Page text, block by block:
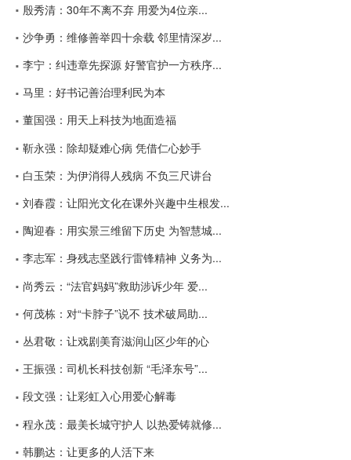
殷秀清：30年不离不弃 用爱为4位亲...
沙争勇：维修善举四十余载 邻里情深岁...
李宁：纠违章先探源 好警官护一方秩序...
马里：好书记善治理利民为本
董国强：用天上科技为地面造福
靳永强：除却疑难心病 凭借仁心妙手
白玉荣：为伊消得人残病 不负三尺讲台
刘春霞：让阳光文化在课外兴趣中生根发...
陶迎春：用实景三维留下历史 为智慧城...
李志军：身残志坚践行雷锋精神 义务为...
尚秀云：“法官妈妈”救助涉诉少年 爱...
何茂栋：对“卡脖子”说不 技术破局助...
丛君敬：让戏剧美育滋润山区少年的心
王振强：司机长科技创新 “毛泽东号”...
段文强：让彩虹入心用爱心解毒
程永茂：最美长城守护人 以热爱铸就修...
韩鹏达：让更多的人活下来